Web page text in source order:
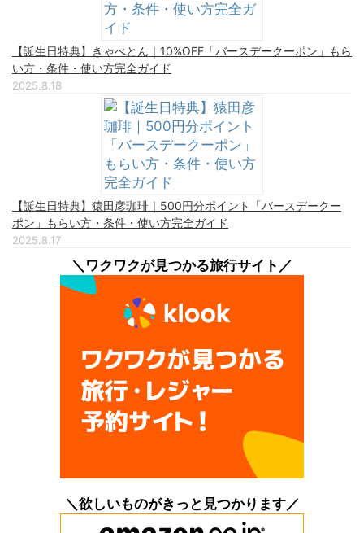
【誕生日特典】きゃべとん｜10%OFF「バースデークーポン」もら
い方・条件・使い方完全ガイド
2025.8.18
【誕生日特典】猿田彦珈琲｜500円分ポイント「バースデークー
ポン」もらい方・条件・使い方完全ガイド
2025.8.17
＼ワクワクが見つかる旅行サイト／
＼欲しいものがきっと見つかります／